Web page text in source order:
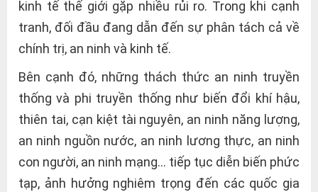
kinh tế thế giới gặp nhiều rủi ro. Trong khi cạnh
tranh, đối đầu đang dẫn đến sự phân tách cả về
chính trị, an ninh và kinh tế.
Bên cạnh đó, những thách thức an ninh truyền
thống và phi truyền thống như biến đổi khí hậu,
thiên tai, cạn kiệt tài nguyên, an ninh năng lượng,
an ninh nguồn nước, an ninh lương thực, an ninh
con người, an ninh mạng… tiếp tục diễn biến phức
tạp, ảnh hưởng nghiêm trọng đến các quốc gia